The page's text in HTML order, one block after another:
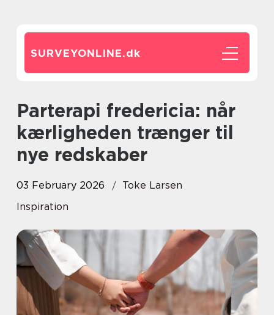
SURVEYONLINE.dk
Parterapi fredericia: når
kærligheden trænger til
nye redskaber
03 February 2026
Toke Larsen
Inspiration